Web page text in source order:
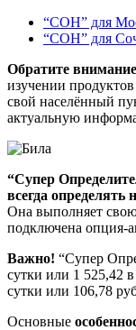
“СОН” для
“СОН” для
Обратите
изучении
свой населённый
актуальную
“Супер
всегда
Она выполняет
подключена опция-
Важно! “Супер
сутки или 1 525,42
сутки или 106,78
Основные